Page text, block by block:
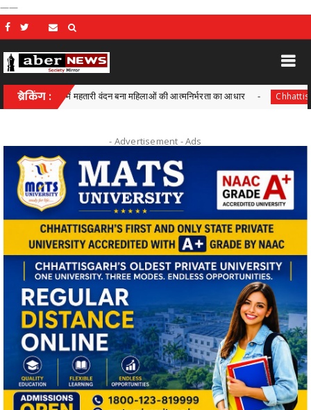
——
ब्रेकिंग :
में महतारी वंदन बना महिलाओं की आत्मनिर्भरता का आधार Chhattisgarh
- Advertisement -Ads